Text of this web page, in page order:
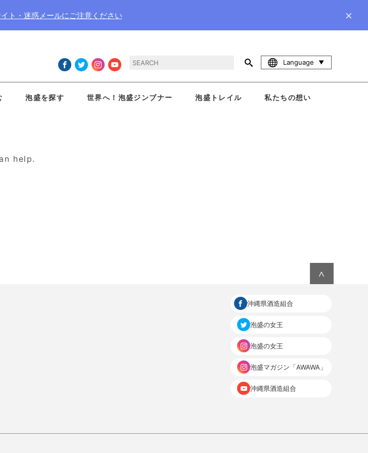
ト・迷惑メールにご注意ください ×
Language
泡盛を探す 世界へ！泡盛ジンブナー 泡盛トレイル 私たちの想い
help.
∧
沖縄県酒造組合
泡盛の女王
泡盛の女王
泡盛マガジン「AWAWA」
沖縄県酒造組合